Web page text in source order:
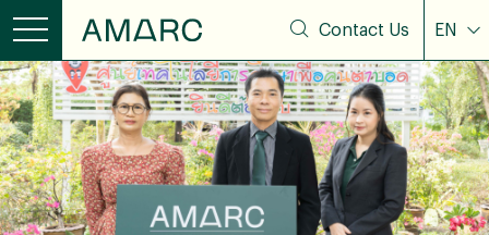
Contact Us EN